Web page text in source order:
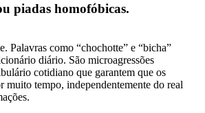
piadas homofóbicas.
Palavras como “chochotte” e “bicha”
diário. São microagressões
cotidiano que garantem que os
muito tempo, independentemente do real